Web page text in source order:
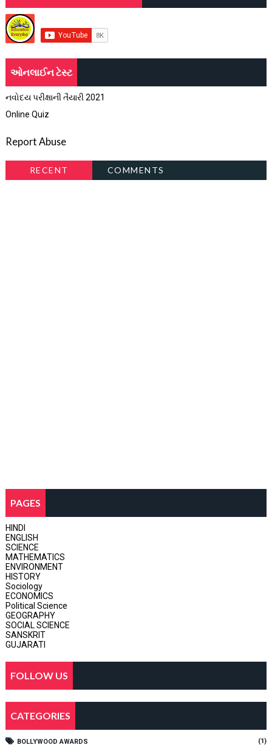
ઓનલાઈન ટેસ્ટ
નવોદય પરીક્ષાની તૈયારી 2021
Online Quiz
Report Abuse
RECENT COMMENTS
PAGES
HINDI
ENGLISH
SCIENCE
MATHEMATICS
ENVIRONMENT
HISTORY
Sociology
ECONOMICS
Political Science
GEOGRAPHY
SOCIAL SCIENCE
SANSKRIT
GUJARATI
FOLLOW US
CATEGORIES
BOLLYWOOD AWARDS (1)